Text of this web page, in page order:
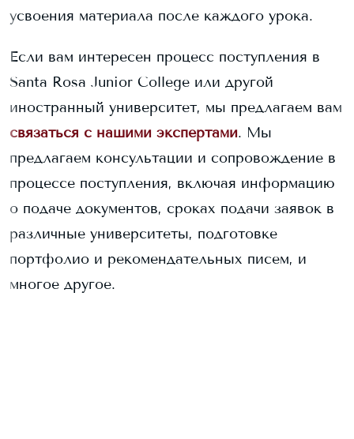
усвоения материала после каждого урока.
Если вам интересен процесс поступления в
Santa Rosa Junior College или другой
иностранный университет, мы предлагаем вам
связаться с нашими экспертами. Мы
предлагаем консультации и сопровождение в
процессе поступления, включая информацию
о подаче документов, сроках подачи заявок в
различные университеты, подготовке
портфолио и рекомендательных писем, и
многое другое.